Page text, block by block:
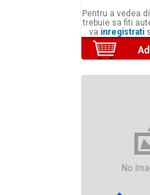
Pentru a vedea
trebuie sa fiti
va inregistrati